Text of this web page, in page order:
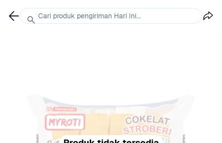
Cari produk pengiriman Hari Ini...